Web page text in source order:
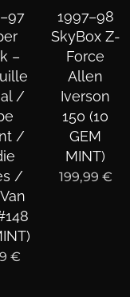
–
/
/
/
€
1997–98
SkyBox Z-
Force
Allen
Iverson
150 (10
GEM
MINT)
199,99 €